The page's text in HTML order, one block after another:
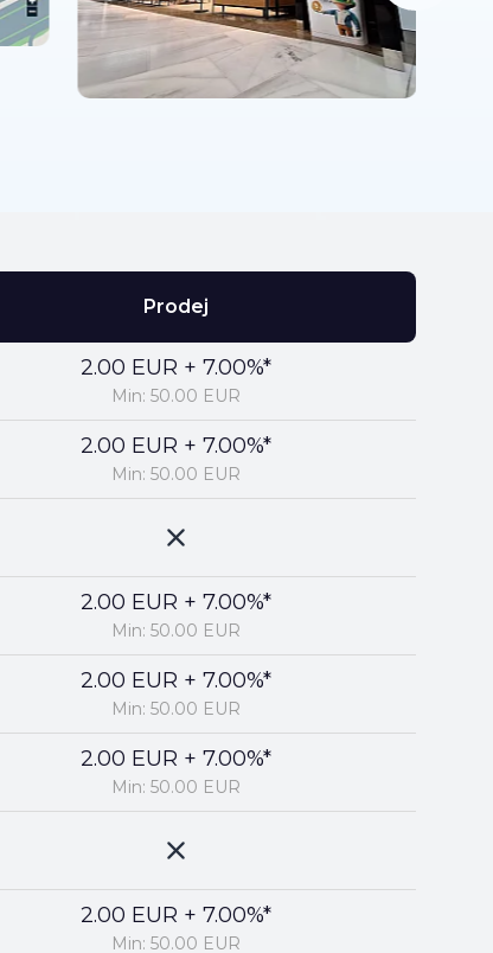
Prodej
2.00 EUR + 7.00%*
Min: 50.00 EUR
2.00 EUR + 7.00%*
Min: 50.00 EUR
2.00 EUR + 7.00%*
Min: 50.00 EUR
2.00 EUR + 7.00%*
Min: 50.00 EUR
2.00 EUR + 7.00%*
Min: 50.00 EUR
2.00 EUR + 7.00%*
Min: 50.00 EUR